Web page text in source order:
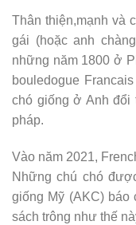
Thân thiện,mạnh và
gái (hoặc anh
những năm 1800 ở
bouledogue
chó giống ở Anh đổi
pháp.
Vào năm 2021,
Những chú chó
giống Mỹ (AKC) báo
sách trông như thế